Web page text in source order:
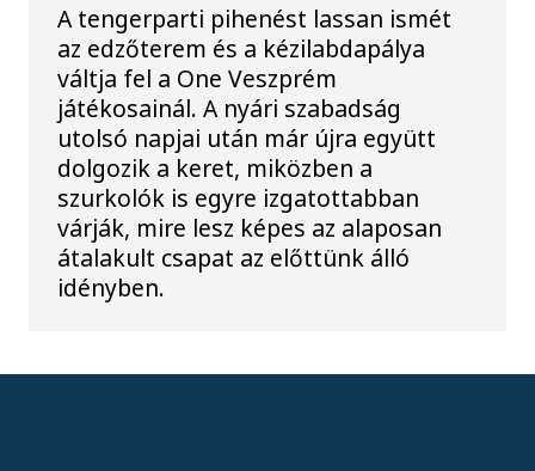
A tengerparti pihenést lassan ismét
az edzőterem és a kézilabdapálya
váltja fel a One Veszprém
játékosainál. A nyári szabadság
utolsó napjai után már újra együtt
dolgozik a keret, miközben a
szurkolók is egyre izgatottabban
várják, mire lesz képes az alaposan
átalakult csapat az előttünk álló
idényben.